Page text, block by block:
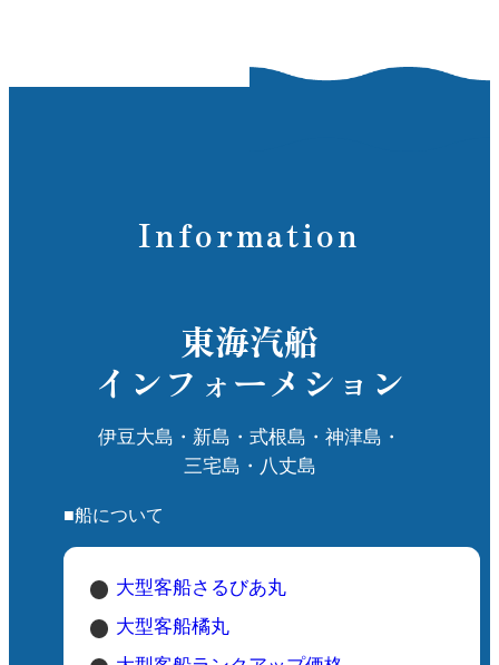
Information
東海汽船
インフォーメション
伊豆大島・新島・式根島・神津島・
三宅島・八丈島
■船について
大型客船さるびあ丸
大型客船橘丸